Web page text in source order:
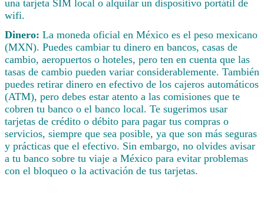
una tarjeta SIM local o alquilar un dispositivo portátil de
wifi.
Dinero: La moneda oficial en México es el peso mexicano
(MXN). Puedes cambiar tu dinero en bancos, casas de
cambio, aeropuertos o hoteles, pero ten en cuenta que las
tasas de cambio pueden variar considerablemente. También
puedes retirar dinero en efectivo de los cajeros automáticos
(ATM), pero debes estar atento a las comisiones que te
cobren tu banco o el banco local. Te sugerimos usar
tarjetas de crédito o débito para pagar tus compras o
servicios, siempre que sea posible, ya que son más seguras
y prácticas que el efectivo. Sin embargo, no olvides avisar
a tu banco sobre tu viaje a México para evitar problemas
con el bloqueo o la activación de tus tarjetas.